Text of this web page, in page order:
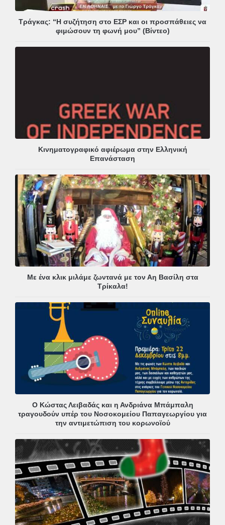
Τράγκας: “Η συζήτηση στο ΕΣΡ και οι προσπάθειες να
φιμώσουν τη φωνή μου” (Βίντεο)
Κινηματογραφικό αφιέρωμα στην Ελληνική
Επανάσταση
Με ένα κλικ μιλάμε ζωντανά με τον Αη Βασίλη στα
Τρίκαλα!
Ο Κώστας Λειβαδάς και η Ανδριάνα Μπάμπαλη
τραγουδούν υπέρ του Νοσοκομείου Παπαγεωργίου για
την αντιμετώπιση του κορωνοϊού